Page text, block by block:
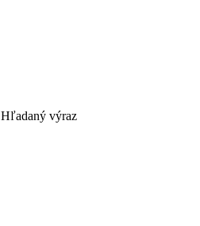
Hľadaný výraz